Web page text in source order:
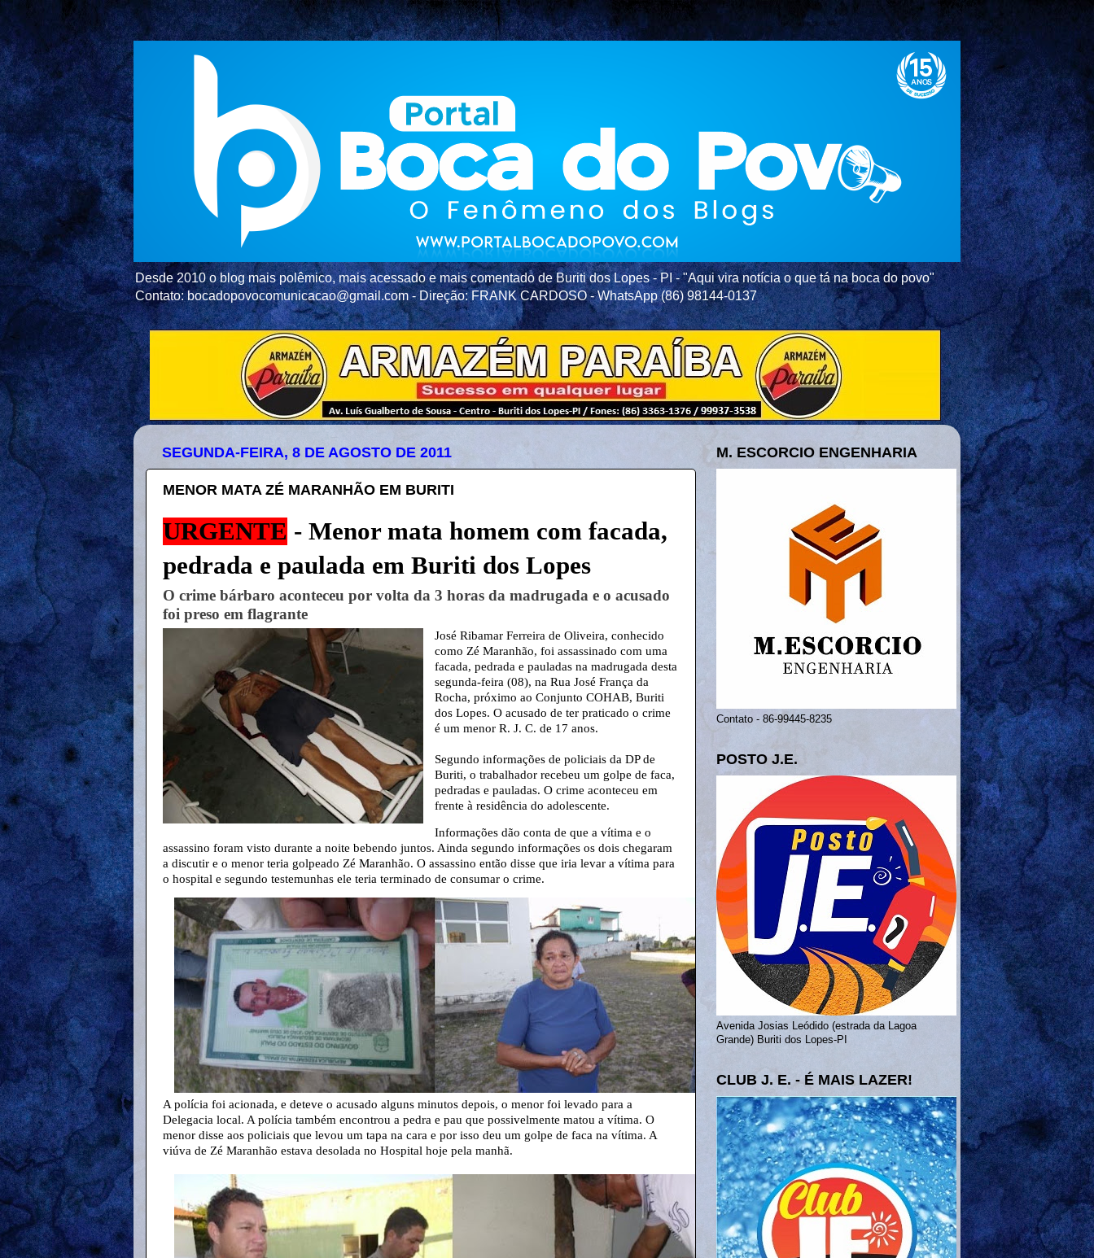
Desde 2010 o blog mais polêmico, mais acessado e mais comentado de Buriti dos Lopes - PI - "Aqui vira notícia o que tá na boca do povo"
Contato: bocadopovocomunicacao@gmail.com - Direção: FRANK CARDOSO - WhatsApp (86) 98144-0137
SEGUNDA-FEIRA, 8 DE AGOSTO DE 2011
MENOR MATA ZÉ MARANHÃO EM BURITI
URGENTE - Menor mata homem com facada,
pedrada e paulada em Buriti dos Lopes
O crime bárbaro aconteceu por volta da 3 horas da madrugada e o acusado
foi preso em flagrante
José Ribamar Ferreira de Oliveira, conhecido
como Zé Maranhão, foi assassinado com uma
facada, pedrada e pauladas na madrugada desta
segunda-feira (08), na Rua José França da
Rocha, próximo ao Conjunto COHAB, Buriti
dos Lopes. O acusado de ter praticado o crime
é um menor R. J. C. de 17 anos.
Segundo informações de policiais da DP de
Buriti, o trabalhador recebeu um golpe de faca,
pedradas e pauladas. O crime aconteceu em
frente à residência do adolescente.
Informações dão conta de que a vítima e o
assassino foram visto durante a noite bebendo juntos. Ainda segundo informações os dois chegaram
a discutir e o menor teria golpeado Zé Maranhão. O assassino então disse que iria levar a vítima para
o hospital e segundo testemunhas ele teria terminado de consumar o crime.
A polícia foi acionada, e deteve o acusado alguns minutos depois, o menor foi levado para a
Delegacia local. A polícia também encontrou a pedra e pau que possivelmente matou a vítima. O
menor disse aos policiais que levou um tapa na cara e por isso deu um golpe de faca na vítima. A
viúva de Zé Maranhão estava desolada no Hospital hoje pela manhã.
M. ESCORCIO ENGENHARIA
Contato - 86-99445-8235
POSTO J.E.
Avenida Josias Leódido (estrada da Lagoa
Grande) Buriti dos Lopes-PI
CLUB J. E. - É MAIS LAZER!